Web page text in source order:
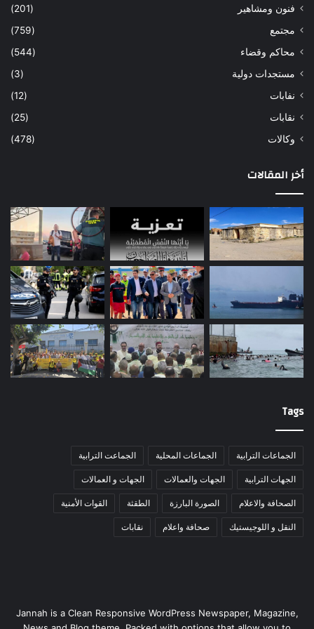
فنون ومشاهير
(201)
مجتمع
(759)
محاكم وقضاء
(544)
مستجدات دولية
(3)
نفابات
(12)
نقابات
(25)
وكالات
(478)
أخر المقالات
Tags
الجماعات الترابية الجماعات المحلية الجماعت الترابية
الجهات الترابية الجهات والعمالات الجهات و العمالات
الصحافة والاعلام الصورة البارزة الطقثة القوات الأمنية
النقل و اللوجيستيك صحافة واعلام نقابات
Jannah is a Clean Responsive WordPress Newspaper, Magazine,